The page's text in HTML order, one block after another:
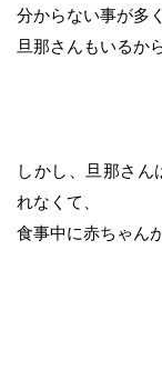
分からない事が多
旦那さんもいるか
しかし、旦那さん
れなくて、
食事中に赤ちゃん